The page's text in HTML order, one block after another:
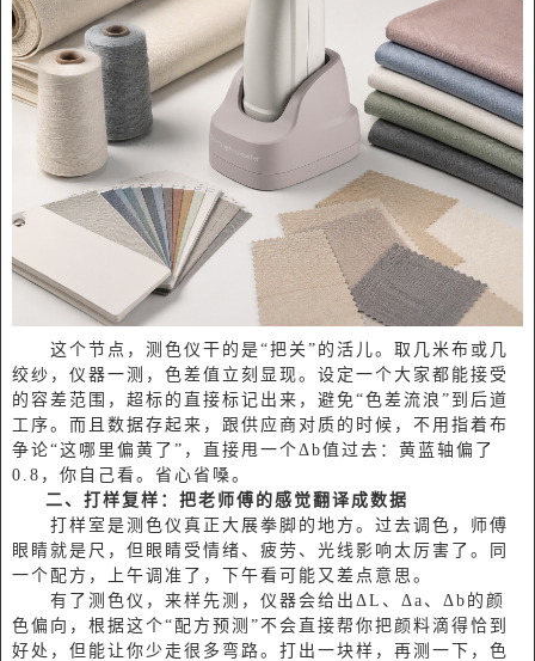
这个节点，测色仪干的是“把关”的活儿。取几米布或几
绞纱，仪器一测，色差值立刻显现。设定一个大家都能接受
的容差范围，超标的直接标记出来，避免“色差流浪”到后道
工序。而且数据存起来，跟供应商对质的时候，不用指着布
争论“这哪里偏黄了”，直接甩一个Δb值过去：黄蓝轴偏了
0.8，你自己看。省心省嗓。
二、 打样复样：把老师傅的感觉翻译成数据
打样室是测色仪真正大展拳脚的地方。过去调色，师傅
眼睛就是尺，但眼睛受情绪、疲劳、光线影响太厉害了。同
一个配方，上午调准了，下午看可能又差点意思。
有了测色仪，来样先测，仪器会给出ΔL、Δa、Δb的颜
色偏向，根据这个“配方预测”不会直接帮你把颜料滴得恰到
好处，但能让你少走很多弯路。打出一块样，再测一下，色